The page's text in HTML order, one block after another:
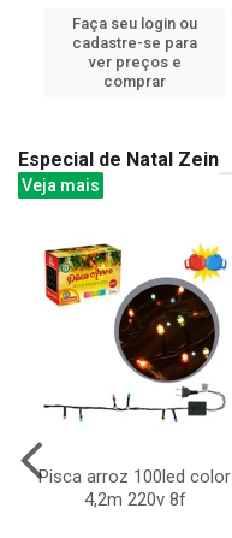
Faça seu login ou
cadastre-se para
ver preços e
comprar
Especial de Natal Zein
Veja mais
Pisca arroz 100led color
4,2m 220v 8f